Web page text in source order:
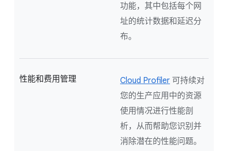
功能，其中包括每个网
址的统计数据和延迟分
布。
性能和费用管理 Cloud Profiler 可持续对
您的生产应用中的资源
使用情况进行性能剖
析，从而帮助您识别并
消除潜在的性能问题。